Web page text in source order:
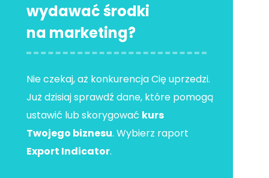
wydawać środki
na marketing?
Nie czekaj, aż konkurencja Cię uprzedzi.
Już dzisiaj sprawdź dane, które pomogą
ustawić lub skorygować kurs
Twojego biznesu. Wybierz raport
Export Indicator.